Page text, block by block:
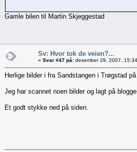
Gamle bilen til Martin Skjeggestad
Sv: Hvor tok de veien?...
« Svar #47 på: desember 29, 2007,
Herlige bilder i fra Sandstangen i Trøgstad
Jeg har scannet noen bilder og lagt på
Et godt stykke ned på siden.